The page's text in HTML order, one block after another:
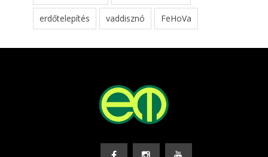
erdőtelepítés vaddisznó FeHoVa